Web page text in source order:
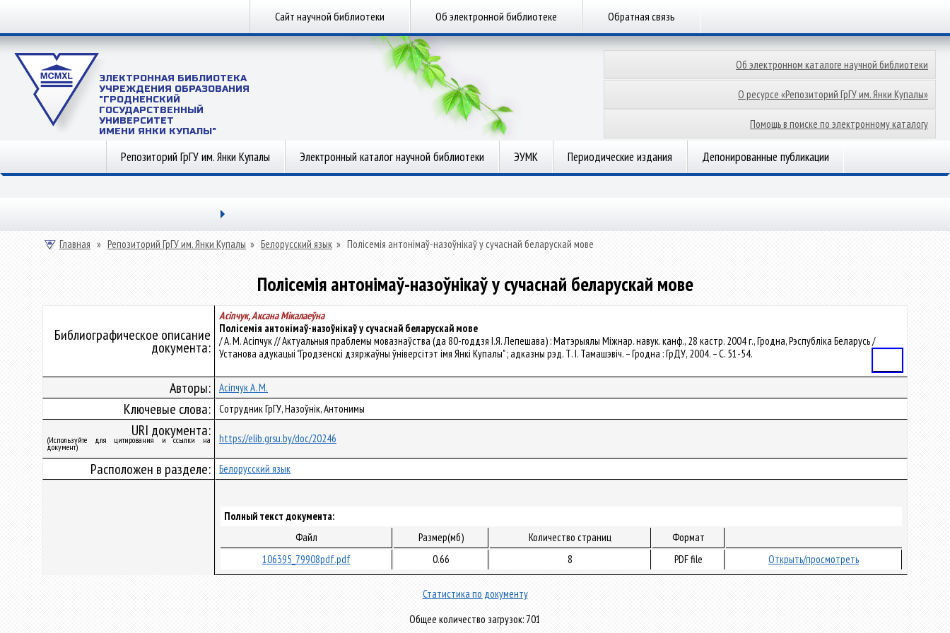
Сайт научной библиотеки Об электронной библиотеке Обратная связь
ЭЛЕКТРОННАЯ БИБЛИОТЕКА
УЧРЕЖДЕНИЯ ОБРАЗОВАНИЯ
"ГРОДНЕНСКИЙ
ГОСУДАРСТВЕННЫЙ
УНИВЕРСИТЕТ
ИМЕНИ ЯНКИ КУПАЛЫ"
Об электронном каталоге научной библиотеки
О ресурсе «Репозиторий ГрГУ им. Янки Купалы»
Помощь в поиске по электронному каталогу
Репозиторий ГрГУ им. Янки Купалы Электронный каталог научной библиотеки ЭУМК Периодические издания Депонированные публикации
Главная » Репозиторий ГрГУ им. Янки Купалы » Белорусский язык » Полісемія антонімаў-назоўнікаў у сучаснай беларускай мове
Полісемія антонімаў-назоўнікаў у сучаснай беларускай мове
Библиографическое описание
документа:
Асіпчук, Аксана Мікалаеўна
Полісемія антонімаў-назоўнікаў у сучаснай беларускай мове
/ А. М. Асіпчук // Актуальныя праблемы мовазнаўства (да 80-годдзя І.Я. Лепешава) : Матэрыялы Міжнар. навук. канф., 28 кастр. 2004 г., Гродна, Рэспубліка Беларусь /
Установа адукацыі "Гродзенскі дзяржаўны ўніверсітэт імя Янкі Купалы" ; адказны рэд. Т. І. Тамашэвіч. – Гродна : ГрДУ, 2004. – С. 51-54.
Авторы: Асіпчук А. М.
Ключевые слова: Сотрудник ГрГУ, Назоўнік, Антонимы
URI документа:
(Используйте для цитирования и ссылки на
документ)
https://elib.grsu.by/doc/20246
Расположен в разделе: Белорусский язык
Полный текст документа:
Файл
Размер(мб) Количество страниц
Формат
106395_79908pdf.pdf
0.66 8 PDF file Открыть/просмотреть
Статистика по документу
Общее количество загрузок: 701